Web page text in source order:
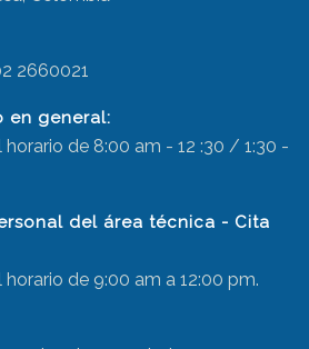
2660021
en general:
horario de 8:00 am - 12 :30 / 1:30 -
del área técnica - Cita
horario de 9:00 am a 12:00 pm.